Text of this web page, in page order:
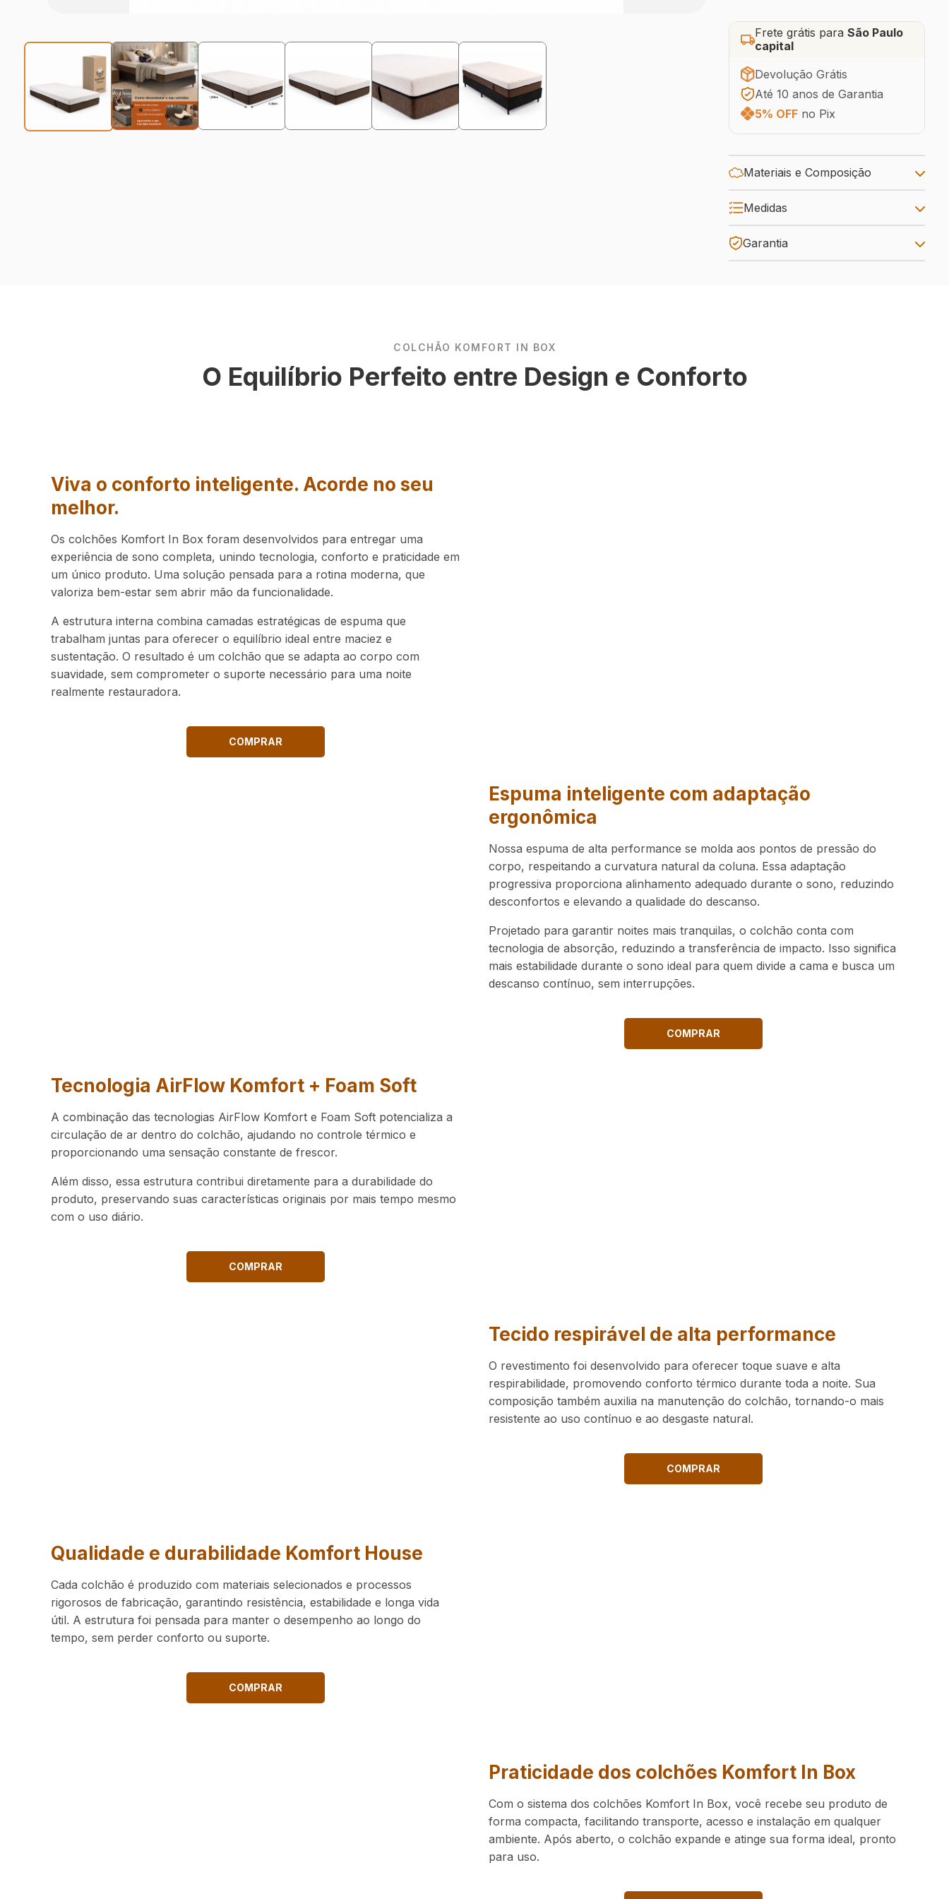
Frete grátis para São Paulo
capital
Devolução Grátis
Até 10 anos de Garantia
5% OFF no Pix
Materiais e Composição
Medidas
Garantia
COLCHÃO KOMFORT IN BOX
O Equilíbrio Perfeito entre Design e Conforto
Viva o conforto inteligente. Acorde no seu
melhor.
Os colchões Komfort In Box foram desenvolvidos para entregar uma
experiência de sono completa, unindo tecnologia, conforto e praticidade em
um único produto. Uma solução pensada para a rotina moderna, que
valoriza bem-estar sem abrir mão da funcionalidade.
A estrutura interna combina camadas estratégicas de espuma que
trabalham juntas para oferecer o equilíbrio ideal entre maciez e
sustentação. O resultado é um colchão que se adapta ao corpo com
suavidade, sem comprometer o suporte necessário para uma noite
realmente restauradora.
COMPRAR
Espuma inteligente com adaptação
ergonômica
Nossa espuma de alta performance se molda aos pontos de pressão do
corpo, respeitando a curvatura natural da coluna. Essa adaptação
progressiva proporciona alinhamento adequado durante o sono, reduzindo
desconfortos e elevando a qualidade do descanso.
Projetado para garantir noites mais tranquilas, o colchão conta com
tecnologia de absorção, reduzindo a transferência de impacto. Isso significa
mais estabilidade durante o sono ideal para quem divide a cama e busca um
descanso contínuo, sem interrupções.
COMPRAR
Tecnologia AirFlow Komfort + Foam Soft
A combinação das tecnologias AirFlow Komfort e Foam Soft potencializa a
circulação de ar dentro do colchão, ajudando no controle térmico e
proporcionando uma sensação constante de frescor.
Além disso, essa estrutura contribui diretamente para a durabilidade do
produto, preservando suas características originais por mais tempo mesmo
com o uso diário.
COMPRAR
Tecido respirável de alta performance
O revestimento foi desenvolvido para oferecer toque suave e alta
respirabilidade, promovendo conforto térmico durante toda a noite. Sua
composição também auxilia na manutenção do colchão, tornando-o mais
resistente ao uso contínuo e ao desgaste natural.
COMPRAR
Qualidade e durabilidade Komfort House
Cada colchão é produzido com materiais selecionados e processos
rigorosos de fabricação, garantindo resistência, estabilidade e longa vida
útil. A estrutura foi pensada para manter o desempenho ao longo do
tempo, sem perder conforto ou suporte.
COMPRAR
Praticidade dos colchões Komfort In Box
Com o sistema dos colchões Komfort In Box, você recebe seu produto de
forma compacta, facilitando transporte, acesso e instalação em qualquer
ambiente. Após aberto, o colchão expande e atinge sua forma ideal, pronto
para uso.